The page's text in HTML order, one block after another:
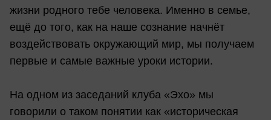
жизни родного тебе человека. Именно в семье,
ещё до того, как на наше сознание начнёт
воздействовать окружающий мир, мы получаем
первые и самые важные уроки истории.
На одном из заседаний клуба «Эхо» мы
говорили о таком понятии как «историческая